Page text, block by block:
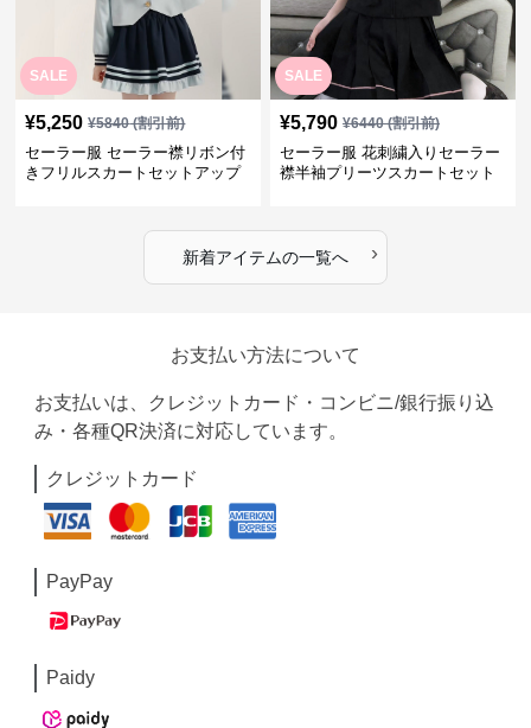
SALE
¥5,250 ¥5840(割引前)
セーラー服 セーラー襟リボン付
きフリルスカートセットアップ
SALE
¥5,790 ¥6440(割引前)
セーラー服 花刺繍入りセーラー
襟半袖プリーツスカートセット
新着アイテムの一覧へ ›
お支払い方法について
お支払いは、クレジットカード・コンビニ/銀行振り込
み・各種QR決済に対応しています。
クレジットカード
PayPay
Paidy